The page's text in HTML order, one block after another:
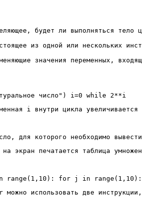
будет ли выполняться
из одной или нескольких
значения переменных,
i внутри цикла
на экран печатается таблица
for j in range(1,10):
можно использовать две